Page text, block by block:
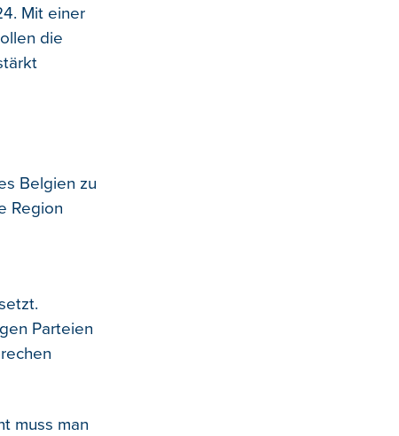
Mit einer
die
Belgien zu
Region
Parteien
muss man